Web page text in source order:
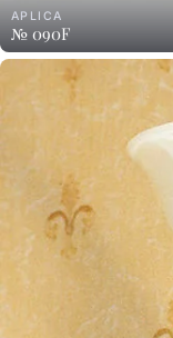
APLICA
№ 090F